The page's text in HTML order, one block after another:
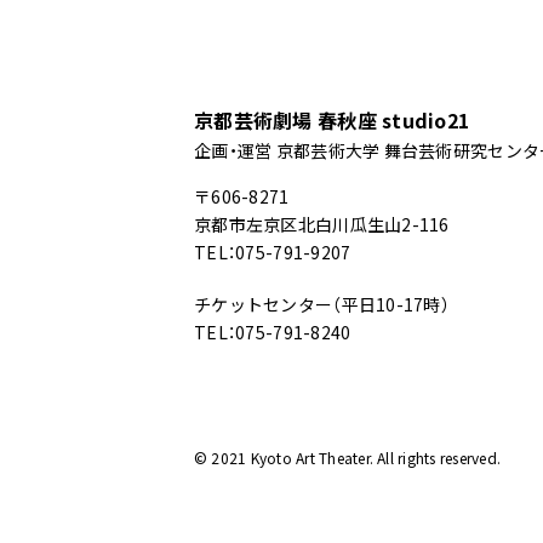
京都芸術劇場 春秋座 studio21
企画・運営 京都芸術大学 舞台芸術研究セン
〒606-8271
京都市左京区北白川瓜生山2-116
TEL：075-791-9207
チケットセンター（平日10-17時）
TEL：075-791-8240
© 2021 Kyoto Art Theater. All rights reserved.